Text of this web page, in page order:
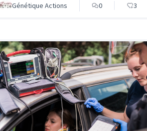
Génétique Actions 0 3